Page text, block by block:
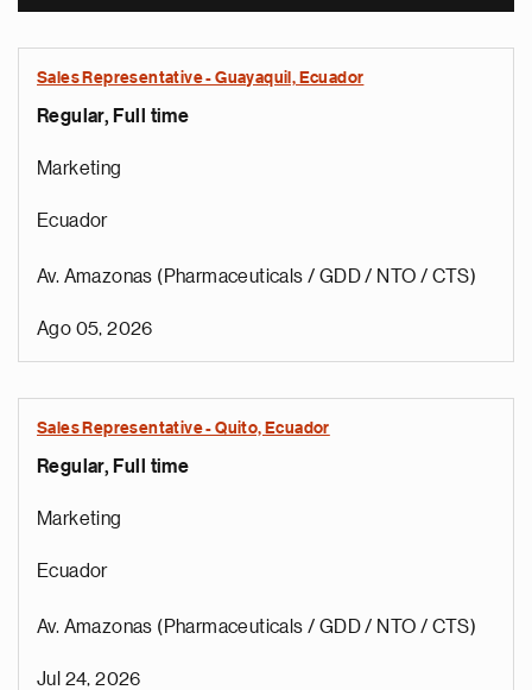
Sales Representative - Guayaquil, Ecuador
Regular, Full time
Marketing
Ecuador
Av. Amazonas (Pharmaceuticals / GDD / NTO / CTS)
Ago 05, 2026
Sales Representative - Quito, Ecuador
Regular, Full time
Marketing
Ecuador
Av. Amazonas (Pharmaceuticals / GDD / NTO / CTS)
Jul 24, 2026